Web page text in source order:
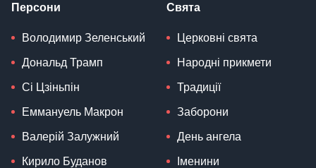
Персони
Володимир Зеленський
Дональд Трамп
Сі Цзіньпін
Еммануель Макрон
Валерій Залужний
Кирило Буданов
Свята
Церковні свята
Народні прикмети
Традиції
Заборони
День ангела
Іменини